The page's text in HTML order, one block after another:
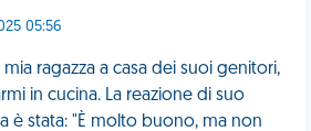
05:56
ragazza a casa dei suoi genitori,
in cucina. La reazione di suo
è stata: "È molto buono, ma non